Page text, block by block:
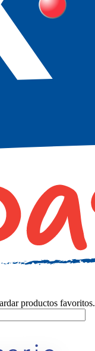
productos favoritos.